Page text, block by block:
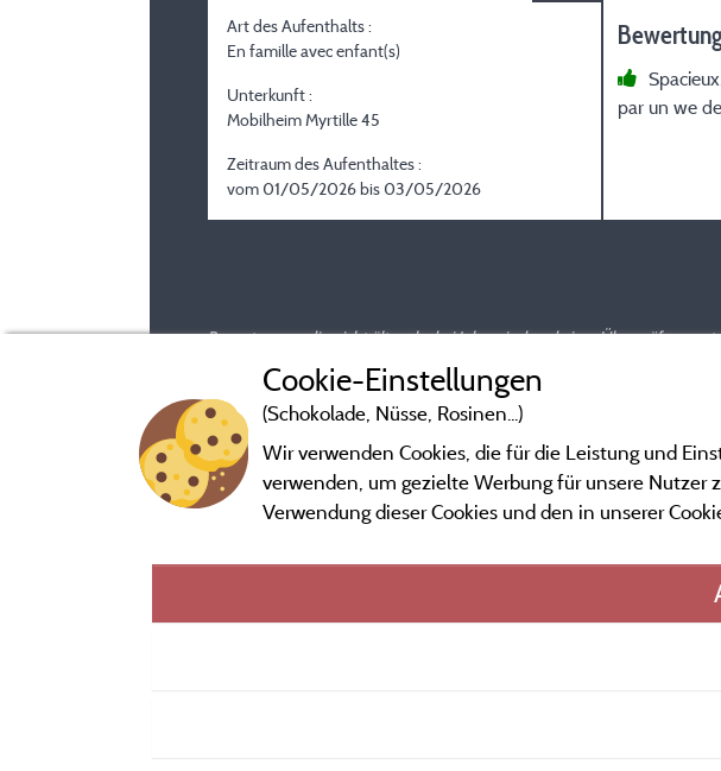
Art des Aufenthalts :
En famille avec enfant(s)
Unterkunft :
Mobilheim Myrtille 45
Zeitraum des Aufenthaltes :
vom 01/05/2026 bis 03/05/2026
par un we
Bewertungen, die nicht älter als drei Jahre sind und einer Überprüfung
Cookie-Einstellungen
(Schokolade, Nüsse, Rosinen...)
Wir verwenden Cookies, die für die Leistung und
verwenden, um gezielte Werbung für unsere
Verwendung dieser Cookies und den in unserer